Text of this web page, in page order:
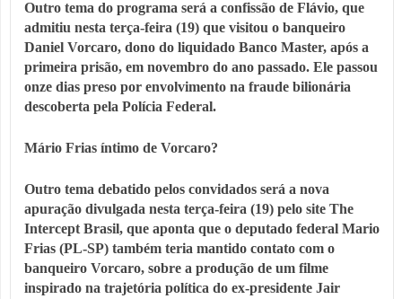
Outro tema do programa será a confissão de Flávio, que
admitiu nesta terça-feira (19) que visitou o banqueiro
Daniel Vorcaro, dono do liquidado Banco Master, após a
primeira prisão, em novembro do ano passado. Ele passou
onze dias preso por envolvimento na fraude bilionária
descoberta pela Polícia Federal.
Mário Frias íntimo de Vorcaro?
Outro tema debatido pelos convidados será a nova
apuração divulgada nesta terça-feira (19) pelo site The
Intercept Brasil, que aponta que o deputado federal Mario
Frias (PL-SP) também teria mantido contato com o
banqueiro Vorcaro, sobre a produção de um filme
inspirado na trajetória política do ex-presidente Jair